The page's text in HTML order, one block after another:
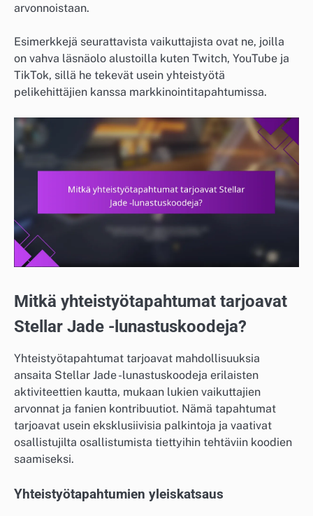
arvonnoistaan.
Esimerkkejä seurattavista vaikuttajista ovat ne, joilla
on vahva läsnäolo alustoilla kuten Twitch, YouTube ja
TikTok, sillä he tekevät usein yhteistyötä
pelikehittäjien kanssa markkinointitapahtumissa.
Mitkä yhteistyötapahtumat tarjoavat
Stellar Jade -lunastuskoodeja?
Yhteistyötapahtumat tarjoavat mahdollisuuksia
ansaita Stellar Jade -lunastuskoodeja erilaisten
aktiviteettien kautta, mukaan lukien vaikuttajien
arvonnat ja fanien kontribuutiot. Nämä tapahtumat
tarjoavat usein eksklusiivisia palkintoja ja vaativat
osallistujilta osallistumista tiettyihin tehtäviin koodien
saamiseksi.
Yhteistyötapahtumien yleiskatsaus